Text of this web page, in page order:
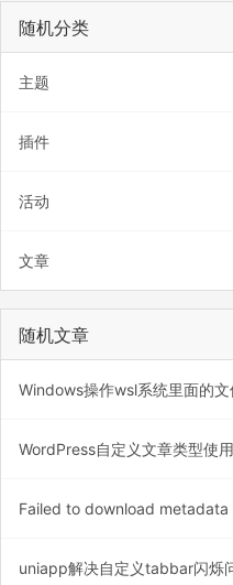
随机分类
主题
插件
活动
文章
随机文章
Windows操作wsl系统里面的文
WordPress自定义文章类型使
Failed to download metadata
uniapp解决自定义tabbar闪烁